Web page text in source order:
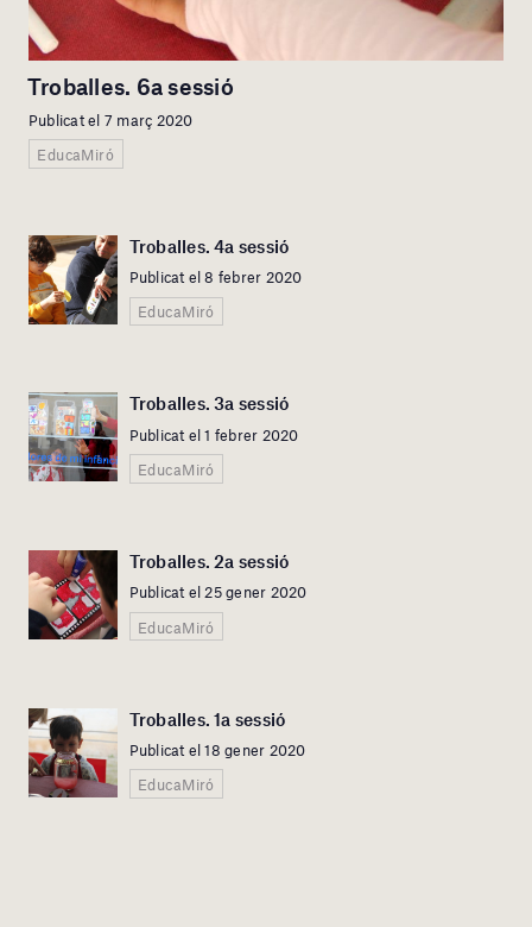
Troballes. 6a sessió
Publicat el 7 març 2020
EducaMiró
Troballes. 4a sessió
Publicat el 8 febrer 2020
EducaMiró
Troballes. 3a sessió
Publicat el 1 febrer 2020
EducaMiró
Troballes. 2a sessió
Publicat el 25 gener 2020
EducaMiró
Troballes. 1a sessió
Publicat el 18 gener 2020
EducaMiró